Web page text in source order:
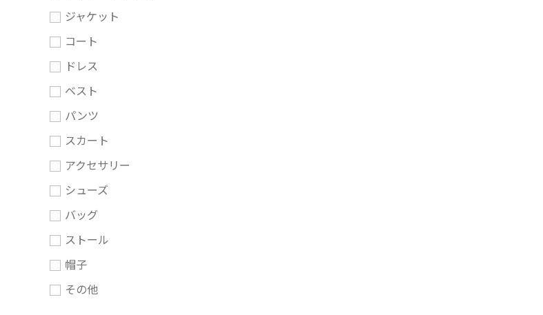
ジャケット
コート
ドレス
ベスト
パンツ
スカート
アクセサリー
シューズ
バッグ
ストール
帽子
その他